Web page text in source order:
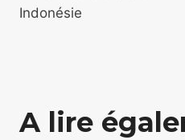
Indonésie
A lire